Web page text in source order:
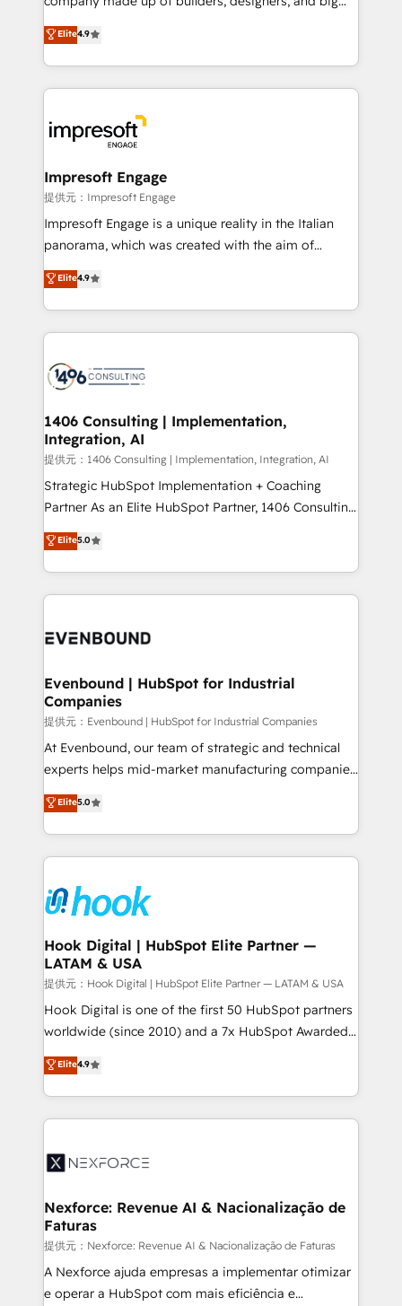
Platform Migration Excellence. • Top 3 Partner of the
Year LATAM 2022, 2023, 2024, 2025. • Partner of the
business with HubSpot? Let Cebra’s experts help
you grow faster, smarter, and with impact.
thinkers. We blend strategy, design, and
development—always fueled by curiosity—to turn
ideas, opportunities, and challenges into meaningful
experiences. To us, technology is more than just
and—most importantly—simple. That’s why we lean
into bold ideas and shape them into thoughtful
products and strategies that actually make a
difference.
Elite4.9
Impresoft Engage
提供元：Impresoft Engage
Impresoft Engage is a unique reality in the Italian
panorama, which was created with the aim of
putting Customer Experience at the center by
creating digital environments capable of integrating
people, processes and data. We offer the best
digital solutions on the market, ranging from CRM
marketing automation to online and offline sales
allowing companies to optimize processes and meet
the needs of the customer. We are part of Impresoft
Group, a group of specialized and complementary
companies that divide their offer into 4
Competence Centers: Smart Manufacturing,
The synergies generated by these integrations,
together with the combination of talents, skills,
to accompany companies on their digital
Elite4.9
1406 Consulting | Implementation,
Integration, AI
提供元：1406 Consulting | Implementation, Integration, AI
Strategic HubSpot Implementation + Coaching
Partner As an Elite HubSpot Partner, 1406 Consulting
helps mid-market revenue teams transform how
they sell, market, and serve. We don't just build your
HubSpot—we teach your team to own it, then stay
to help you keep winning. What We Do ⚙️ CRM
Data & Content 📈 Sales & Marketing Alignment +
Agent Creation 🔄 Custom Integrations & Data
Migration Why 1406 We become part of your team.
Your team learns while we build. We fix what others
broke. Built for mid-market reality—practical
solutions that work with your actual headcount and
HubSpot partners 🔄 Top 5% globally in client
retention 📅 8+ years of consistent results since 2017
move beyond spreadsheets into unified systems
that drive real business results.
Elite5.0
Evenbound | HubSpot for Industrial
Companies
提供元：Evenbound | HubSpot for Industrial Companies
At Evenbound, our team of strategic and technical
experts helps mid-market manufacturing companies
achieve real growth. We specialize in delivering
tailored solutions that drive results by leveraging
HubSpot’s platform and data to fuel success.
Technical Solutions: - HubSpot Technical Consulting -
Onboarding - Data Migration & Integrations -
Technical Audit & Optimization Strategic Solutions: -
Revenue Operations - Inbound Marketing -
Outbound Marketing - HubSpot CMS Website
Design & Development We empower our clients to
reach their full potential by providing transparent,
relationship-driven support. With over 300 HubSpot
technical know-how and strategic guidance you
need to succeed.
Elite5.0
Hook Digital | HubSpot Elite Partner —
LATAM & USA
提供元：Hook Digital | HubSpot Elite Partner — LATAM & USA
Hook Digital is one of the first 50 HubSpot partners
worldwide (since 2010) and a 7x HubSpot Awarded
Elite Partner. With 500+ projects across the U.S.,
Brazil, and LATAM, we combine global expertise with
regional experience. Today, we are Brazil’s largest
HubSpot Elite Partner—trusted by companies across
Implementation & Migration Onboarding across all
Station, Freshdesk, Intercom, and more. Custom
objects, automations, and integrations built for
growth. 🚀 AI-Driven GTM Orchestration Unify
HubSpot with LinkedIn, WhatsApp, email, paid
media, and AI voice to drive pipeline. 🤖 AI Custom
Elite4.9
Nexforce: Revenue AI & Nacionalização de
Faturas
提供元：Nexforce: Revenue AI & Nacionalização de Faturas
A Nexforce ajuda empresas a implementar otimizar
e operar a HubSpot com mais eficiência e